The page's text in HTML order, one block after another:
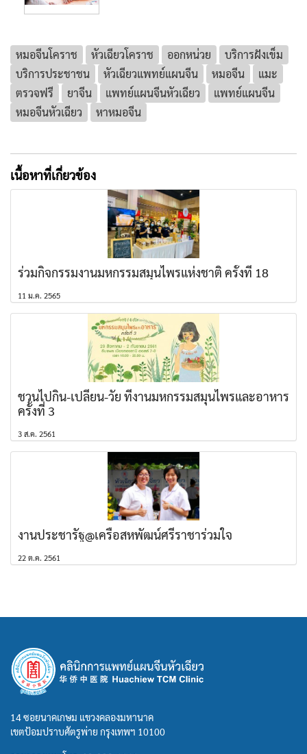
หมอจีนโคราช หัวเฉียวโคราช ออกหน่วย
บริการฝังเข็ม
บริการประชาชน
หัวเฉียวแพทย์แผนจีน หมอจีน
แมะ
ตรวจฟรี
ยาจีน แพทย์แผนจีนหัวเฉียว
แพทย์แผนจีน
หมอจีนหัวเฉียว
หาหมอจีน
เนื้อหาที่เกี่ยวข้อง
ร่วมกิจกรรมงานมหกรรมสมุนไพรแห่งชาติ ครั้งที่ 18
11 ม.ค. 2565
ชวนไปกิน-เปลี่ยน-วัย ที่งานมหกรรมสมุนไพรและอาหาร
ครั้งที่ 3
3 ส.ค. 2561
งานประชารัฐ@เครือสหพัฒน์ศรีราชาร่วมใจ
22 ต.ค. 2561
14 ซอยนาคเกษม แขวงคลองมหานาค
เขตป้อมปราบศัตรูพ่าย กรุงเทพฯ 10100